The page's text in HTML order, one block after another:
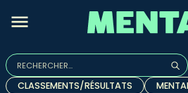
Rechercher :
Quand les résultats de l'auto-
CLASSEMENTS/RÉSULTATS